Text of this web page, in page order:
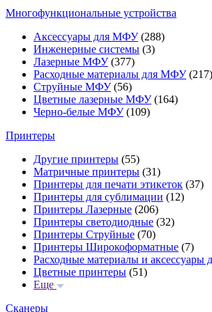
Многофункциональные устройства
Аксессуары для МФУ(288)
Инженерные системы (3)
Лазерные МФУ(377)
Расходные материалы для МФУ(217)
Струйные МФУ(56)
Цветные лазерные МФУ(164)
Черно-белые МФУ(109)
Принтеры
Другие принтеры (55)
Матричные принтеры (31)
Принтеры для печати этикеток (37)
Принтеры для сублимации (12)
Принтеры Лазерные (206)
Принтеры светодиодные (32)
Принтеры Струйные (70)
Принтеры Широкоформатные (7)
Расходные материалы и аксессуары
Цветные принтеры (51)
Еще
Сканеры